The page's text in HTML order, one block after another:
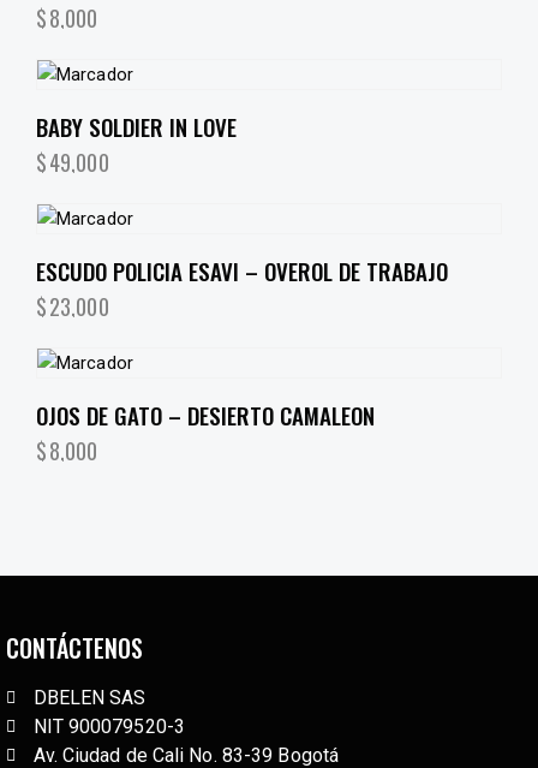
$8,000
BABY SOLDIER IN LOVE
$49,000
ESCUDO POLICIA ESAVI – OVEROL DE TRABAJO
$23,000
OJOS DE GATO – DESIERTO CAMALEON
$8,000
CONTÁCTENOS
DBELEN SAS
NIT 900079520-3
Av. Ciudad de Cali No. 83-39 Bogotá